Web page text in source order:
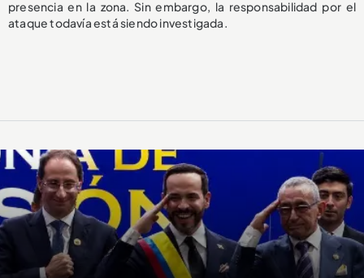
presencia en la zona. Sin embargo, la responsabilidad por el
ataque todavía está siendo investigada.